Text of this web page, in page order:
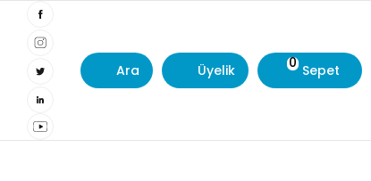
Ara Üyelik 0 Sepet